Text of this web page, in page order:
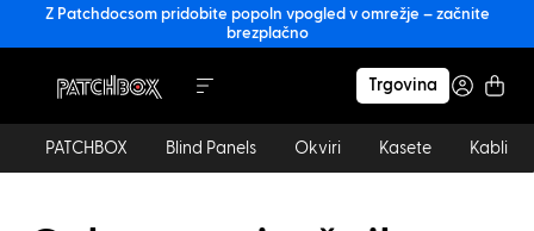
Z Patchdocsom pridobite popoln vpogled v omrežje – začnite
brezplačno
Trgovina
PATCHBOX Blind Panels Okviri Kasete Kabli